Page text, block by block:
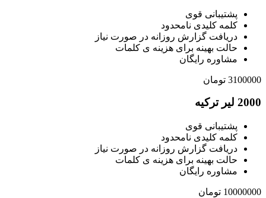
پشتیبانی قوی
کلمه کلیدی نامحدود
دریافت گزارش روزانه در صورت نیاز
حالت بهینه برای هزینه ی کلمات
مشاوره رایگان
3100000 تومان
2000 لیر ترکیه
پشتیبانی قوی
کلمه کلیدی نامحدود
دریافت گزارش روزانه در صورت نیاز
حالت بهینه برای هزینه ی کلمات
مشاوره رایگان
10000000 تومان